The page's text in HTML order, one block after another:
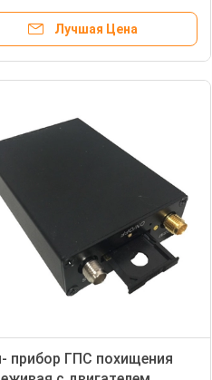
с сигналом тревоги
ГеоЛучшая Цена
прибор ГПС похищения